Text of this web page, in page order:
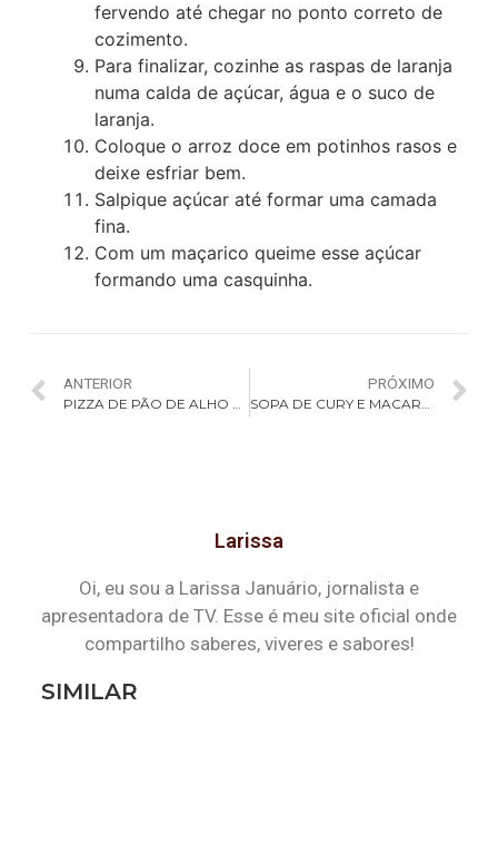
fervendo até chegar no ponto correto de
cozimento.
Para finalizar, cozinhe as raspas de laranja
numa calda de açúcar, água e o suco de
laranja.
Coloque o arroz doce em potinhos rasos e
deixe esfriar bem.
Salpique açúcar até formar uma camada
fina.
Com um maçarico queime esse açúcar
formando uma casquinha.
ANTERIOR
PIZZA DE PÃO DE ALHO COBERTA
PRÓXIMO
SOPA DE CURY E MACARRÃO
Larissa
Oi, eu sou a Larissa Januário, jornalista e
apresentadora de TV. Esse é meu site oficial onde
compartilho saberes, viveres e sabores!
SIMILAR